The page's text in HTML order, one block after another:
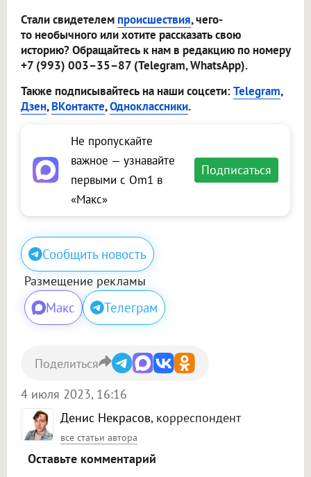
Стали свидетелем происшествия, чего-
то необычного или хотите рассказать свою
историю? Обращайтесь к нам в редакцию по номеру
+7 (993) 003–35–87 (Telegram, WhatsApp).
Также подписывайтесь на наши соцсети:Telegram,
Дзен,ВКонтакте,Одноклассники.
Не пропускайте
важное — узнавайте
первыми с Om1 в
«Макс»
Подписаться
Сообщить новость
Размещение рекламы
Макс Телеграм
Денис Некрасов, корреспондент
все статьи автора
4 июля 2023, 16:16
Поделиться
Оставьте комментарий